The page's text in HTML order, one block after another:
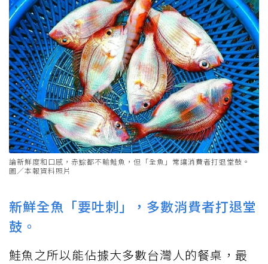
論新鮮度和口感，赤鯮都不輸鮭魚，但「全魚」常讓消費者打退堂鼓。
圖／本報資料照片
新鮮全魚「要吐刺」，多數消費者打退堂
鼓。
鮭魚之所以能佔據大多數台灣人的餐桌，最